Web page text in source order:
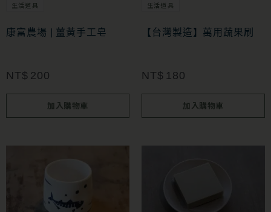
生活道具
康富農場 | 薑黃手工皂
NT$ 200
加入購物車
生活道具
【台灣製造】萬用蔬果刷
NT$ 180
加入購物車